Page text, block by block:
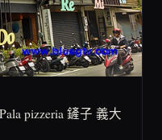
pizzeria 鏟子 義大